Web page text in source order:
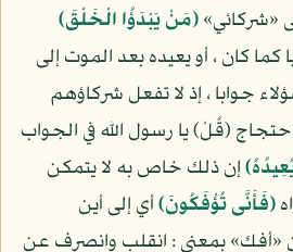
«شركائي»(مَنْ يَبْدَؤُا الْخَلْقَ)
كما كان ، أو يعيده بعد الموت إلى
جوابا ، إذ لا تفعل شركاؤهم
(قُلْ) يا رسول الله في الجواب
إن ذلك خاص به لا يتمكن
(فَأَنَّى تُؤْفَكُونَ)أي إلى أين
بمعنى : انقلب وانصرف عن